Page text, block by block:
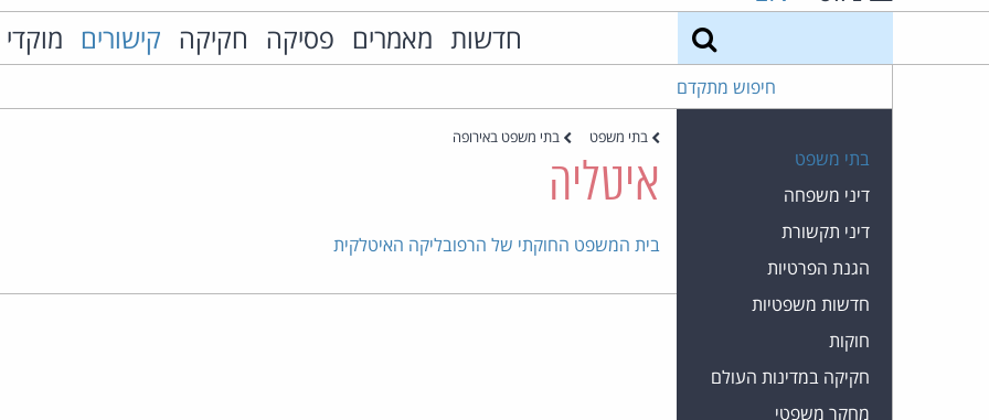
חדשות מאמרים פסיקה חקיקה קישורים
חיפוש מתקדם
בתי משפט
דיני משפחה
דיני תקשורת
הגנת הפרטיות
חדשות משפטיות
חוקות
חקיקה במדינות העולם
מחקר משפטי
בתי משפט בתי משפט באירופה
איטליה
בית המשפט החוקתי של הרפובליקה האיטלקית